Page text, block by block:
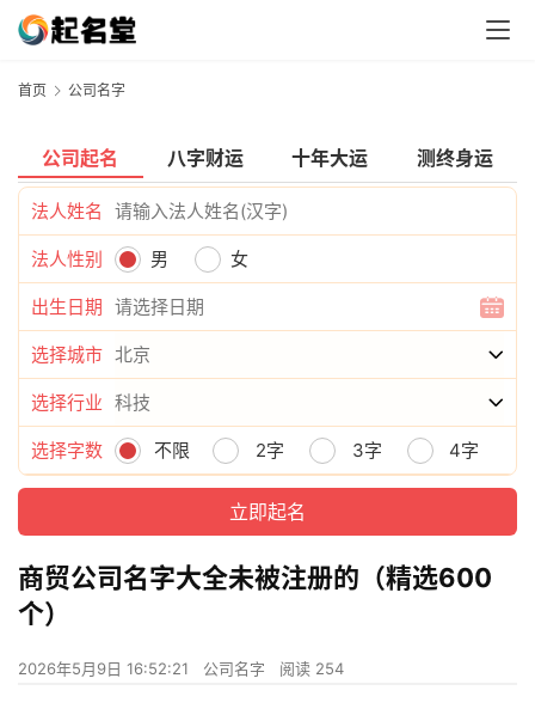
首页 公司名字
公司起名 八字财运 十年大运 测终身运
法人姓名
法人性别 男 女
出生日期
选择城市
选择行业
选择字数 不限 2字 3字 4字
商贸公司名字大全未被注册的（精选600
个）
2026年5月9日 16:52:21 公司名字 阅读 254